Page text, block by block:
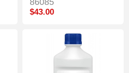
$43.00